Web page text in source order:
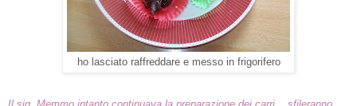
ho lasciato raffreddare e messo in frigorifero